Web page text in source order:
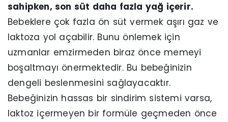
sahipken, son süt daha fazla yağ içerir.
Bebeklere çok fazla ön süt vermek aşırı gaz ve
laktoza yol açabilir. Bunu önlemek için
uzmanlar emzirmeden biraz önce memeyi
boşaltmayı önermektedir. Bu bebeğinizin
dengeli beslenmesini sağlayacaktır.
Bebeğinizin hassas bir sindirim sistemi varsa,
laktoz içermeyen bir formüle geçmeden önce